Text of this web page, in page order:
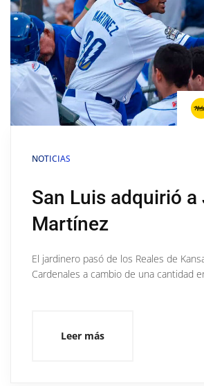
NOTICIAS
San Luis adquirió a
Martínez
El jardinero pasó de los Reales de
Cardenales a cambio de una cantidad
Leer más